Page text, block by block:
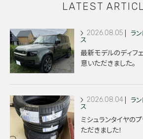
LATEST
2026.08.05
ラ
ス
最新モデルのディフ
意いただきました。
2026.08.04
ラ
ス
ミシュランタイヤの
ただきました！